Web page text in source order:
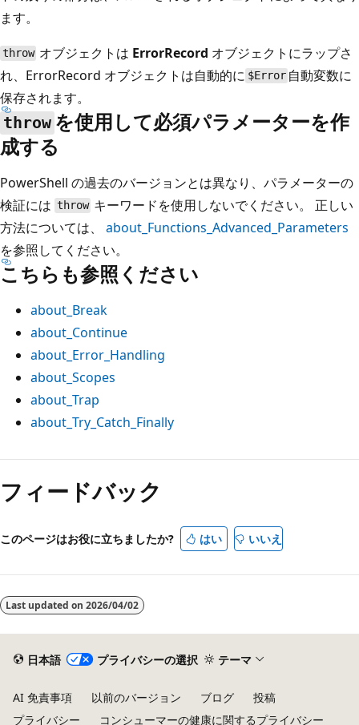
ます。
throw オブジェクトは ErrorRecord オブジェクトにラップさ
れ、ErrorRecord オブジェクトは自動的に $Error 自動変数に
保存されます。
throw を使用して必須パラメーターを作
成する
PowerShell の過去のバージョンとは異なり、パラメーターの
検証には throw キーワードを使用しないでください。 正しい
方法については、 about_Functions_Advanced_Parameters
を参照してください。
こちらも参照ください
about_Break
about_Continue
about_Error_Handling
about_Scopes
about_Trap
about_Try_Catch_Finally
フィードバック
このページはお役に立ちましたか? はい いいえ
Last updated on 2026/04/02
日本語 プライバシーの選択 テーマ
AI 免責事項 以前のバージョン ブログ
投稿
プライバシー
コンシューマーの健康に関するプライバシー